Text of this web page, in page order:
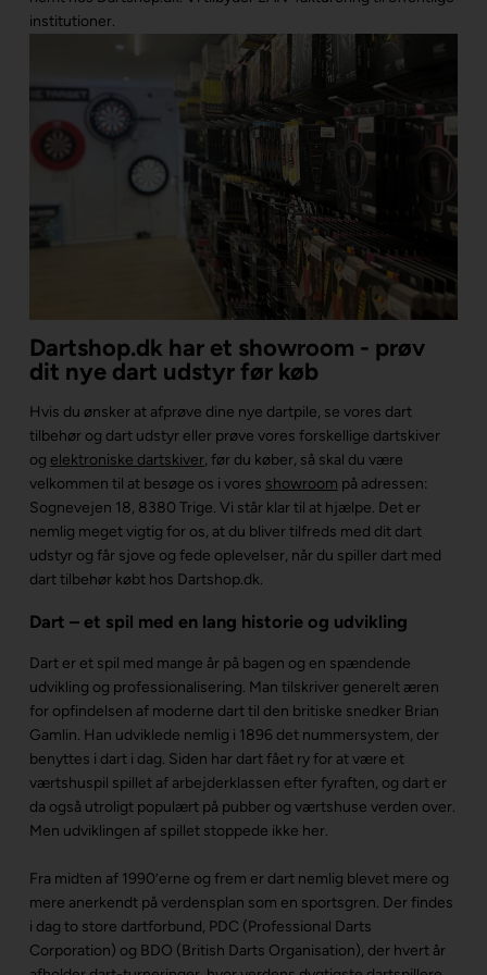
institutioner.
Dartshop.dk har et showroom - prøv
dit nye dart udstyr før køb
Hvis du ønsker at afprøve dine nye dartpile, se vores dart
tilbehør og dart udstyr eller prøve vores forskellige dartskiver
og elektroniske dartskiver, før du køber, så skal du være
velkommen til at besøge os i vores showroom på adressen:
Sognevejen 18, 8380 Trige. Vi står klar til at hjælpe. Det er
nemlig meget vigtig for os, at du bliver tilfreds med dit dart
udstyr og får sjove og fede oplevelser, når du spiller dart med
dart tilbehør købt hos Dartshop.dk.
Dart – et spil med en lang historie og udvikling
Dart er et spil med mange år på bagen og en spændende
udvikling og professionalisering. Man tilskriver generelt æren
for opfindelsen af moderne dart til den britiske snedker Brian
Gamlin. Han udviklede nemlig i 1896 det nummersystem, der
benyttes i dart i dag. Siden har dart fået ry for at være et
værtshuspil spillet af arbejderklassen efter fyraften, og dart er
da også utroligt populært på pubber og værtshuse verden over.
Men udviklingen af spillet stoppede ikke her.
Fra midten af 1990’erne og frem er dart nemlig blevet mere og
mere anerkendt på verdensplan som en sportsgren. Der findes
i dag to store dartforbund, PDC (Professional Darts
Corporation) og BDO (British Darts Organisation), der hvert år